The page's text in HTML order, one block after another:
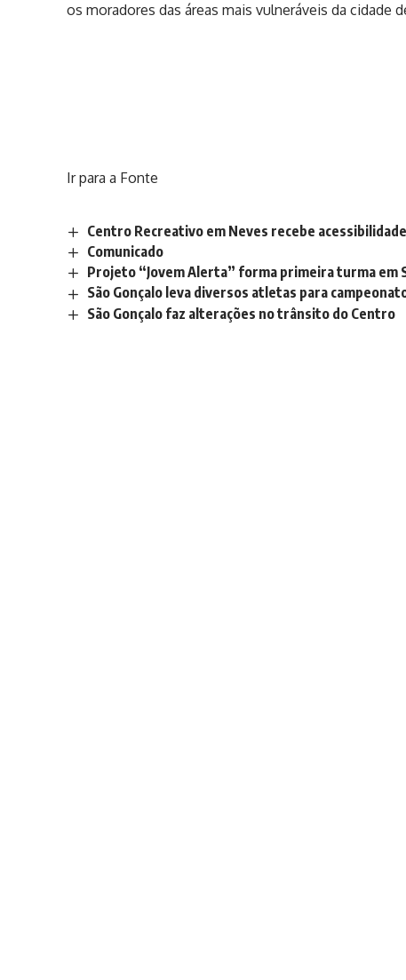
os moradores das áreas mais vulneráveis da cidade
Ir para a Fonte
Centro Recreativo em Neves recebe acessibilidade
Comunicado
Projeto “Jovem Alerta” forma primeira turma em
São Gonçalo leva diversos atletas para
São Gonçalo faz alterações no trânsito do Centro